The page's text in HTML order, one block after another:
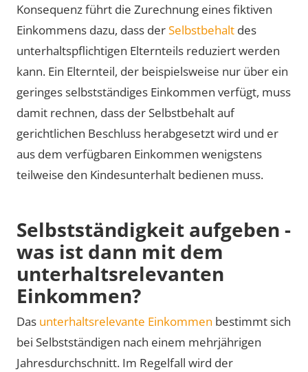
Konsequenz führt die Zurechnung eines fiktiven
Einkommens dazu, dass derSelbstbehalt des
unterhaltspflichtigen Elternteils reduziert werden
kann. Ein Elternteil, der beispielsweise nur über ein
geringes selbstständiges Einkommen verfügt, muss
damit rechnen, dass der Selbstbehalt auf
gerichtlichen Beschluss herabgesetzt wird und er
aus dem verfügbaren Einkommen wenigstens
teilweise den Kindesunterhalt bedienen muss.
Selbstständigkeit aufgeben -
was ist dann mit dem
unterhaltsrelevanten
Einkommen?
Das unterhaltsrelevante Einkommen bestimmt sich
bei Selbstständigen nach einem mehrjährigen
Jahresdurchschnitt. Im Regelfall wird der